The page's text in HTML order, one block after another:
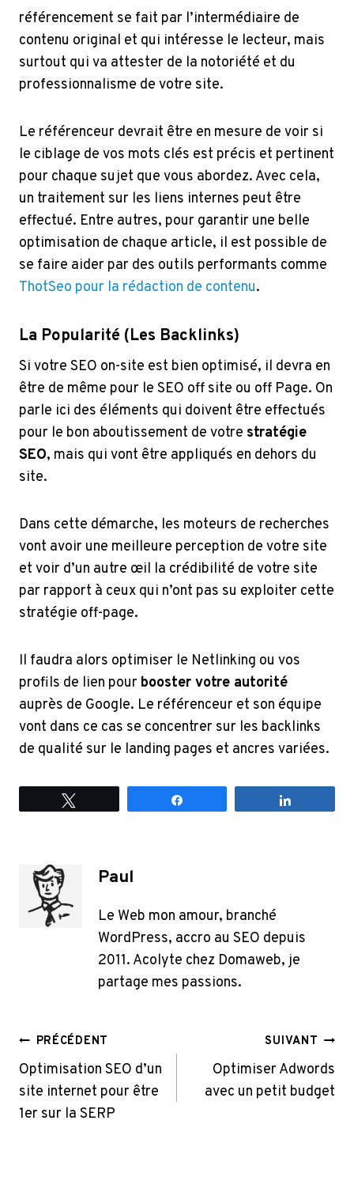
référencement se fait par l’intermédiaire de
contenu original et qui intéresse le lecteur, mais
surtout qui va attester de la notoriété et du
professionnalisme de votre site.
Le référenceur devrait être en mesure de voir si
le ciblage de vos mots clés est précis et pertinent
pour chaque sujet que vous abordez. Avec cela,
un traitement sur les liens internes peut être
effectué. Entre autres, pour garantir une belle
optimisation de chaque article, il est possible de
se faire aider par des outils performants comme
ThotSeo pour la rédaction de contenu.
La Popularité (les Backlinks)
Si votre SEO on-site est bien optimisé, il devra en
être de même pour le SEO off site ou off Page. On
parle ici des éléments qui doivent être effectués
pour le bon aboutissement de votre stratégie
SEO, mais qui vont être appliqués en dehors du
site.
Dans cette démarche, les moteurs de recherches
vont avoir une meilleure perception de votre site
et voir d’un autre œil la crédibilité de votre site
par rapport à ceux qui n’ont pas su exploiter cette
stratégie off-page.
Il faudra alors optimiser le Netlinking ou vos
profils de lien pour booster votre autorité
auprès de Google. Le référenceur et son équipe
vont dans ce cas se concentrer sur les backlinks
de qualité sur le landing pages et ancres variées.
Paul
Le Web mon amour, branché
WordPress, accro au SEO depuis
2011. Acolyte chez Domaweb, je
partage mes passions.
Navigation
De
L’article
PRÉCÉDENT
Optimisation SEO d’un
site internet pour être
1er sur la SERP
SUIVANT
Optimiser Adwords
avec un petit budget